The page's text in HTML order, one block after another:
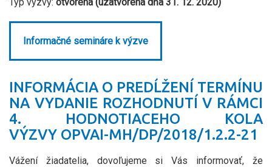
Informačné semináre k výzve
INFORMÁCIA O PREDĹŽENÍ TERMÍNU
NA VYDANIE ROZHODNUTÍ V RÁMCI
4. HODNOTIACEHO KOLA
VÝZVY OPVAI-MH/DP/2018/1.2.2-21
Vážení žiadatelia, dovoľujeme si Vás informovať, že